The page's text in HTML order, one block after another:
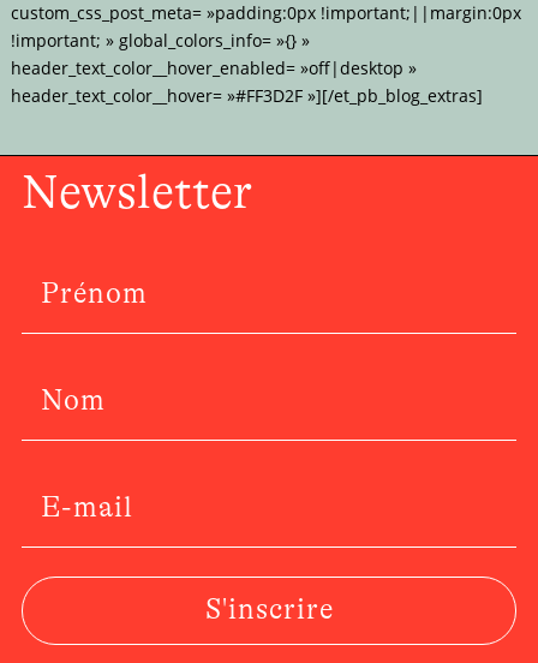
custom_css_post_meta= »padding:0px !important;||margin:0px
!important; » global_colors_info= »{} »
header_text_color__hover_enabled= »off|desktop »
header_text_color__hover= »#FF3D2F »][/et_pb_blog_extras]
Newsletter
S'inscrire